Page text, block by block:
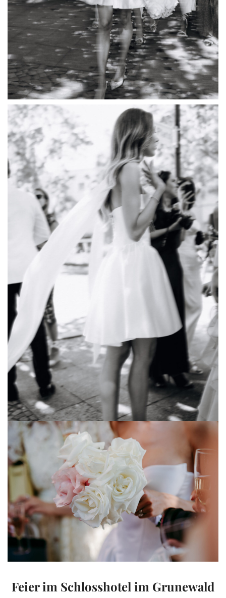
Feier im Schlosshotel im Grunewald